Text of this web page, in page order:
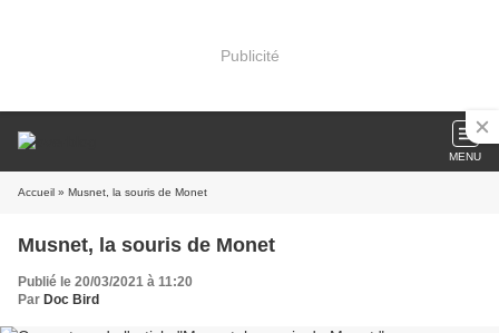
Publicité
MENU
Accueil » Musnet, la souris de Monet
Musnet, la souris de Monet
Publié le 20/03/2021 à 11:20
Par Doc Bird